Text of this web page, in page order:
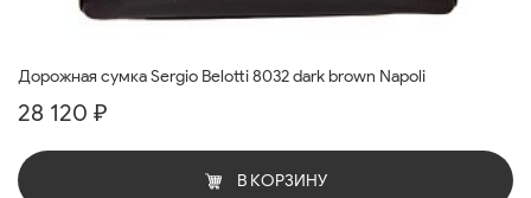
Дорожная сумка Sergio Belotti 8032 dark brown Napoli
28 120 ₽
В КОРЗИНУ